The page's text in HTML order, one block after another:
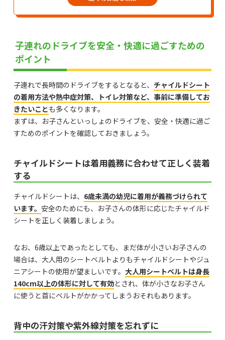
子連れのドライブを安全・快適に過ごすための
ポイント
子連れで長時間のドライブをするとなると、 チャイルドシート
の着用方法や熱中症対策、トイレ対策など、事前に準備してお
きたいことも多くなります。
まずは、お子さんといっしょのドライブを、安全・快適に過ご
すためのポイントを確認しておきましょう。
チャイルドシートは着用義務に合わせて正しく装着
する
チャイルドシートは、 6歳未満の幼児に着用が義務づけられて
います。 安全のためにも、お子さんの体形に応じたチャイルド
シートを正しく装着しましょう。
なお、6歳以上であったとしても、まだ体が小さいお子さんの
場合は、大人用のシートベルトよりもチャイルドシートやジュ
ニアシートの使用が望ましいです。 大人用シートベルトは身長
140cm以上の体形に対して有効とされ、体が小さなお子さん
に使うと首にベルトがかかってしまうおそれもあります。
背中の汗対策や紫外線対策を忘れずに